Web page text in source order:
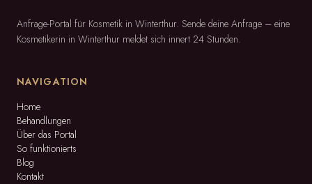
Anfrage-Portal für Kosmetik in Winterthur. Sende deine Anfrage – eine
Kosmetikerin in Winterthur meldet sich innert 24 Stunden.
NAVIGATION
Home
Behandlungen
Über das Portal
So funktionierts
Blog
Kontakt